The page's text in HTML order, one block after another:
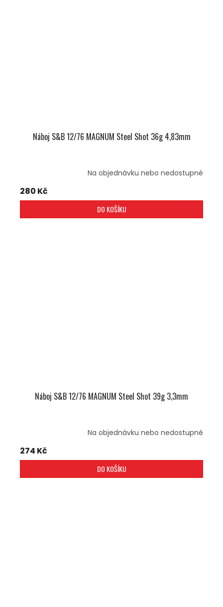
Náboj S&B 12/76 MAGNUM Steel Shot 36g 4,83mm
Na objednávku nebo nedostupné
280 Kč
DO KOŠÍKU
Náboj S&B 12/76 MAGNUM Steel Shot 39g 3,3mm
Na objednávku nebo nedostupné
274 Kč
DO KOŠÍKU